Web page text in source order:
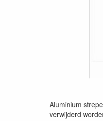
Aluminium
verwijderd